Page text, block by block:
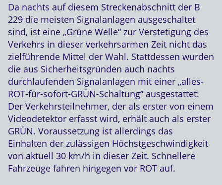
Da nachts auf diesem Streckenabschnitt der B
229 die meisten Signalanlagen ausgeschaltet
sind, ist eine „Grüne Welle“ zur Verstetigung des
Verkehrs in dieser verkehrsarmen Zeit nicht das
zielführende Mittel der Wahl. Stattdessen wurden
die aus Sicherheitsgründen auch nachts
durchlaufenden Signalanlagen mit einer „alles-
ROT-für-sofort-GRÜN-Schaltung“ ausgestattet:
Der Verkehrsteilnehmer, der als erster von einem
Videodetektor erfasst wird, erhält auch als erster
GRÜN. Voraussetzung ist allerdings das
Einhalten der zulässigen Höchstgeschwindigkeit
von aktuell 30 km/h in dieser Zeit. Schnellere
Fahrzeuge fahren hingegen vor ROT auf.